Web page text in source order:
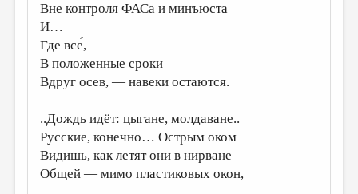
ДАЙДЖЕСТ
ПРОИЗВЕДЕНИЯ
ПЕРЕВОДЫ
ДЕТСКАЯ КОМНАТА
КНИЖНАЯ ПОЛКА
ОБЗОР ЛИТЕРАТУРЫ
Вне контроля ФАСа и минъюста
И…
Где все́,
В положенные сроки
Вдруг осев, — навеки остаются.
..Дождь идёт: цыгане, молдаване..
Русские, конечно… Острым оком
Видишь, как летят они в нирване
Общей — мимо пластиковых окон,